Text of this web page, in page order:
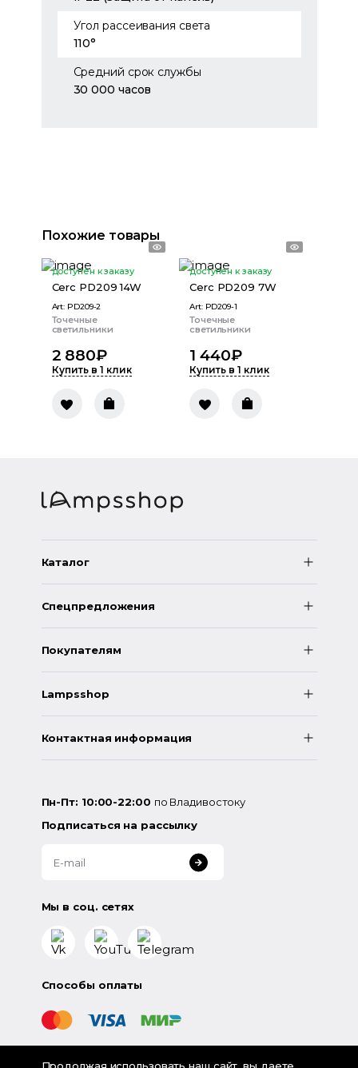
Угол рассеивания света
110°
Средний срок службы
30 000 часов
Похожие товары
доступен к заказу
Cerc PD209 14W
Art: PD209-2
Точечные
светильники
2 880₽
Купить в 1 клик
доступен к заказу
Cerc PD209 7W
Art: PD209-1
Точечные
светильники
1 440₽
Купить в 1 клик
Каталог
Спецпредложения
Покупателям
Lampsshop
Контактная информация
Пн-Пт: 10:00-22:00 по Владивостоку
Подписаться на рассылку
Мы в соц. сетях
Способы оплаты
Продолжая использовать наш сайт, вы даете